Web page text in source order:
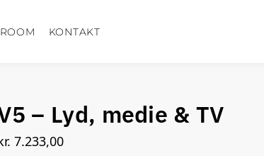
KONTAKT
– Lyd, medie & TV
7.233,00